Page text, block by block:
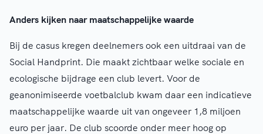
Anders kijken naar maatschappelijke waarde
Bij de casus kregen deelnemers ook een uitdraai van de
Social Handprint. Die maakt zichtbaar welke sociale en
ecologische bijdrage een club levert. Voor de
geanonimiseerde voetbalclub kwam daar een indicatieve
maatschappelijke waarde uit van ongeveer 1,8 miljoen
euro per jaar. De club scoorde onder meer hoog op